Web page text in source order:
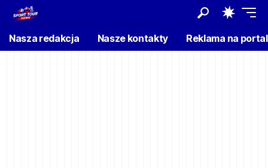
Nasza redakcja Nasze kontakty Reklama na